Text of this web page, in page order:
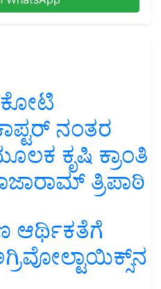
ಕೋಟಿ
ನಂತರ
ಕೃಷಿ ಕ್ರಾಂತಿ
ತ್ರಿಪಾಠಿ
ಆರ್ಥಿಕತೆಗೆ